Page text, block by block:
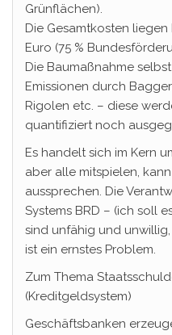
Grünflächen).
Die Gesamtkosten liegen
Euro (75 %
Die Baumaßnahme
Emissionen durch
Rigolen etc. – diese
quantifiziert noch
Es handelt sich im Kern
aber alle mitspielen,
aussprechen. Die
Systems BRD – (ich soll
sind unfähig und
ist ein ernstes Problem.
Zum Thema
(Kreditgeldsystem)
Geschäftsbanken